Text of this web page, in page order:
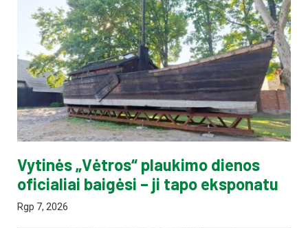
Vytinės „Vėtros“ plaukimo dienos
oficialiai baigėsi – ji tapo eksponatu
Rgp 7, 2026